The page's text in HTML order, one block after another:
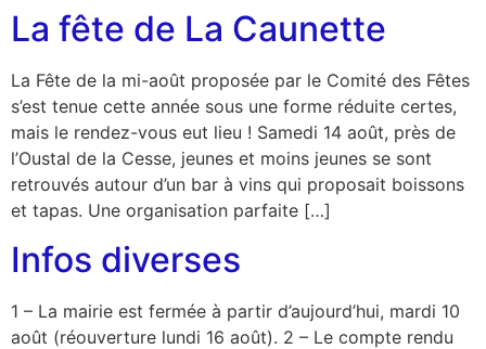
La fête de La Caunette
La Fête de la mi-août proposée par le Comité des Fêtes
s’est tenue cette année sous une forme réduite certes,
mais le rendez-vous eut lieu ! Samedi 14 août, près de
l’Oustal de la Cesse, jeunes et moins jeunes se sont
retrouvés autour d’un bar à vins qui proposait boissons
et tapas. Une organisation parfaite […]
Infos diverses
1 – La mairie est fermée à partir d’aujourd’hui, mardi 10
août (réouverture lundi 16 août). 2 – Le compte rendu